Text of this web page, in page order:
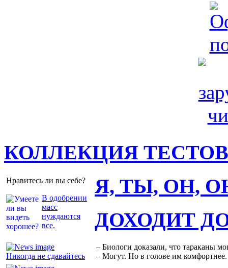
КОЛЛЕКЦИЯ ТЕСТОВ
Нравитесь ли вы себе?
В одобрении
масс
нуждаются
все.
Я, ТЫ, ОН,
Никогда не сдавайтесь
ДОХОДИТ
– Биологи доказали, что тараканы
– Могут. Но в голове им комфортнее.